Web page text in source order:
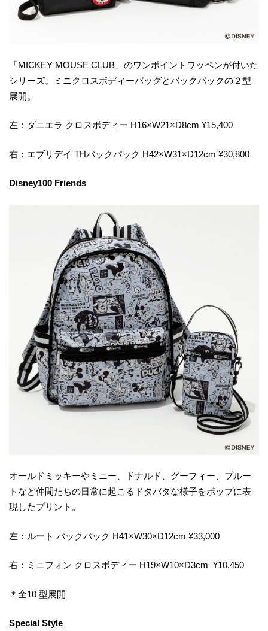
「MICKEY MOUSE CLUB」のワンポイントワッペンが付いた
シリーズ。ミニクロスボディーバッグとバックパックの２型
展開。
左：ダニエラ クロスボディー H16×W21×D8cm ¥15,400
右：エブリデイ THバックパック H42×W31×D12cm ¥30,800
Disney100 Friends
オールドミッキーやミニー、ドナルド、グーフィー、プルー
トなど仲間たちの日常に起こるドタバタな様子をポップに表
現したプリント。
左：ルート バックパック H41×W30×D12cm ¥33,000
右：ミニフォン クロスボディー H19×W10×D3cm ¥10,450
＊全10 型展開
Special Style